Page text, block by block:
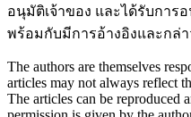
อนุมัติเจ้าของ และได้รับกา
พร้อมกับมีการอ้างอิงและกล่
The authors are themselves
articles may not always reflect
The articles can be reproduced